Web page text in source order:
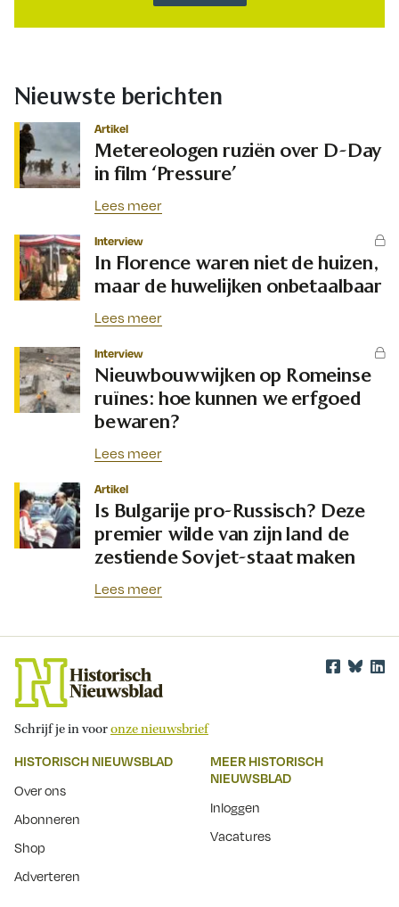
Nieuwste berichten
Artikel
Metereologen ruziën over D-Day
in film ‘Pressure’
Lees meer
Interview
In Florence waren niet de huizen,
maar de huwelijken onbetaalbaar
Lees meer
Interview
Nieuwbouwwijken op Romeinse
ruïnes: hoe kunnen we erfgoed
bewaren?
Lees meer
Artikel
Is Bulgarije pro-Russisch? Deze
premier wilde van zijn land de
zestiende Sovjet-staat maken
Lees meer
Schrijf je in vooronze nieuwsbrief
HISTORISCH NIEUWSBLAD
Over ons
Abonneren
Shop
Adverteren
MEER HISTORISCH
NIEUWSBLAD
Inloggen
Vacatures